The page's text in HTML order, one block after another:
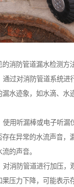
消防管道漏水检测方
通过对消防管道系统进
漏水迹象，如水滴、水
使用听漏棒或电子听漏
存在异常的水流声音，
的声音。
对消防管道进行加压，
压力下降，可能表示